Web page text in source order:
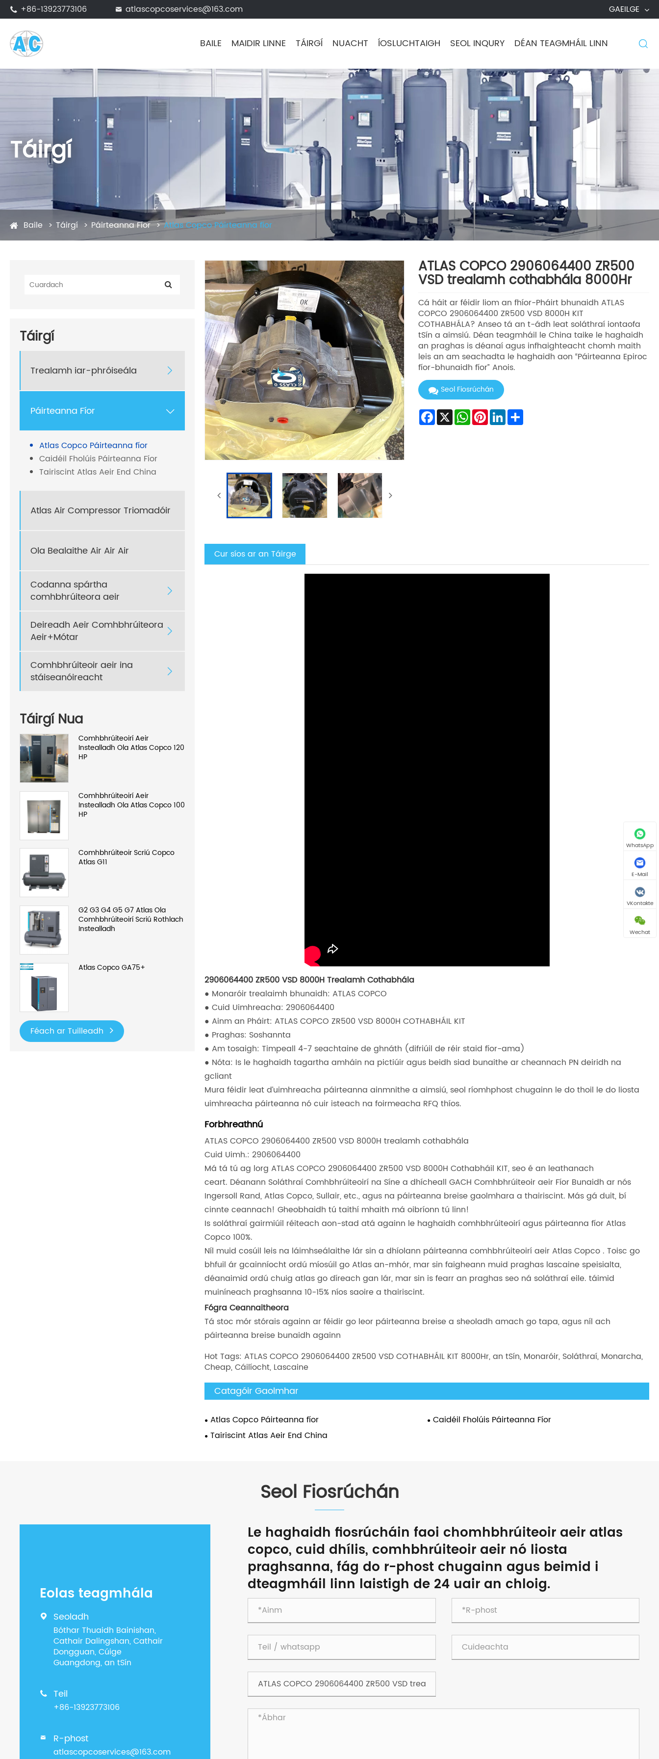
 +86-13923773106  atlascopcoservices@163.com GAEILGE
BAILE MAIDIR LINNE TÁIRGÍ NUACHT ÍOSLUCHTAIGH SEOL INQURY DÉAN TEAGMHÁIL LINN 
Táirgí
Baile Táirgí Páirteanna Fíor Atlas Copco Páirteanna fíor
Táirgí
Trealamh iar-phróiseála 
Páirteanna Fíor 
Atlas Copco Páirteanna fíor
Caidéil Fholúis Páirteanna Fíor
Tairiscint Atlas Aeir End China
Atlas Air Compressor Triomadóir
Ola Bealaithe Air Air Air
Codanna spártha
comhbhrúiteora aeir

Deireadh Aeir Comhbhrúiteora
Aeir+Mótar

Comhbhrúiteoir aeir ina
stáiseanóireacht

Táirgí Nua
Comhbhrúiteoirí Aeir
Instealladh Ola Atlas Copco 120
HP
Comhbhrúiteoirí Aeir
Instealladh Ola Atlas Copco 100
HP
Comhbhrúiteoir Scriú Copco
Atlas G11
G2 G3 G4 G5 G7 Atlas Ola
Comhbhrúiteoirí Scriú Rothlach
Instealladh
Atlas Copco GA75+
Féach ar Tuilleadh
ATLAS COPCO 2906064400 ZR500
VSD trealamh cothabhála 8000Hr
Cá háit ar féidir liom an fhíor-Pháirt bhunaidh ATLAS
COPCO 2906064400 ZR500 VSD 8000H KIT
COTHABHÁLA? Anseo tá an t-ádh leat soláthraí iontaofa
tSín a aimsiú. Déan teagmháil le China taike le haghaidh
an praghas is déanaí agus infhaighteacht chomh maith
leis an am seachadta le haghaidh aon “Páirteanna Epiroc
fíor-bhunaidh fíor” Anois.
Seol Fiosrúchán
Facebook
X WhatsApp
Pinterest
LinkedInShare
Cur síos ar an Táirge
2906064400 ZR500 VSD 8000H Trealamh Cothabhála
● Monaróir trealaimh bhunaidh: ATLAS COPCO
● Cuid Uimhreacha: 2906064400
● Ainm an Pháirt: ATLAS COPCO ZR500 VSD 8000H COTHABHÁIL KIT
● Praghas: Soshannta
● Am tosaigh: Timpeall 4-7 seachtaine de ghnáth (difriúil de réir staid fíor-ama)
● Nóta: Is le haghaidh tagartha amháin na pictiúir agus beidh siad bunaithe ar cheannach PN deiridh na
gcliant
Mura féidir leat d’uimhreacha páirteanna ainmnithe a aimsiú, seol ríomhphost chugainn le do thoil le do liosta
uimhreacha páirteanna nó cuir isteach na foirmeacha RFQ thíos.
Forbhreathnú
ATLAS COPCO 2906064400 ZR500 VSD 8000H trealamh cothabhála
Cuid Uimh.: 2906064400
Má tá tú ag lorg ATLAS COPCO 2906064400 ZR500 VSD 8000H Cothabháil KIT, seo é an leathanach
ceart. Déanann Soláthraí Comhbhrúiteoirí na Síne a dhícheall GACH Comhbhrúiteoir aeir Fíor Bunaidh ar nós
Ingersoll Rand, Atlas Copco, Sullair, etc., agus na páirteanna breise gaolmhara a thairiscint. Más gá duit, bí
cinnte ceannach! Gheobhaidh tú taithí mhaith má oibríonn tú linn!
Is soláthraí gairmiúil réiteach aon-stad atá againn le haghaidh comhbhrúiteoirí agus páirteanna fíor Atlas
Copco 100%.
Níl muid cosúil leis na láimhseálaithe lár sin a dhíolann páirteanna comhbhrúiteoirí aeir Atlas Copco . Toisc go
bhfuil ár gcainníocht ordú míosúil go Atlas an-mhór, mar sin faigheann muid praghas lascaine speisialta,
déanaimid ordú chuig atlas go díreach gan lár, mar sin is fearr an praghas seo ná soláthraí eile. táimid
muiníneach praghsanna 10-15% níos saoire a thairiscint.
Fógra Ceannaitheora
Tá stoc mór stórais againn ar féidir go leor páirteanna breise a sheoladh amach go tapa, agus níl ach
páirteanna breise bunaidh againn
Hot Tags: ATLAS COPCO 2906064400 ZR500 VSD COTHABHÁIL KIT 8000Hr, an tSín, Monaróir, Soláthraí, Monarcha,
Cheap, Cáilíocht, Lascaine
Catagóir Gaolmhar
Atlas Copco Páirteanna fíor
Caidéil Fholúis Páirteanna Fíor
Tairiscint Atlas Aeir End China
Seol Fiosrúchán
Eolas teagmhála
 Seoladh
Bóthar Thuaidh Bainishan,
Cathair Dalingshan, Cathair
Dongguan, Cúige
Guangdong, an tSín
 Teil
+86-13923773106
 R-phost
atlascopcoservices@163.com
Le haghaidh fiosrúcháin faoi chomhbhrúiteoir aeir atlas
copco, cuid dhílis, comhbhrúiteoir aeir nó liosta
praghsanna, fág do r-phost chugainn agus beimid i
dteagmháil linn laistigh de 24 uair an chloig.
WhatsApp
E-Mail
VKontakte
Wechat